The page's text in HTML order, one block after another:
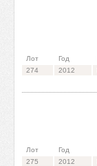
Лот Год
274
2012
Лот Год
275
2012